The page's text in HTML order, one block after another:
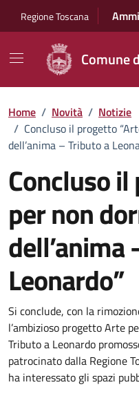
Regione Toscana
Comune
Home / Novità / Notizie
/ Concluso il progetto
dell’anima – Tributo a
Concluso
per non
dell’anima
Leonardo”
Dettagli
Si conclude, con la
l’ambizioso progetto Arte
Tributo a Leonardo
patrocinato dalla Regione
ha interessato gli spazi